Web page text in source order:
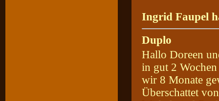
Ingrid Faupel
Duplo
Hallo Doreen
in gut 2
wir 8 Monate
Überschattet